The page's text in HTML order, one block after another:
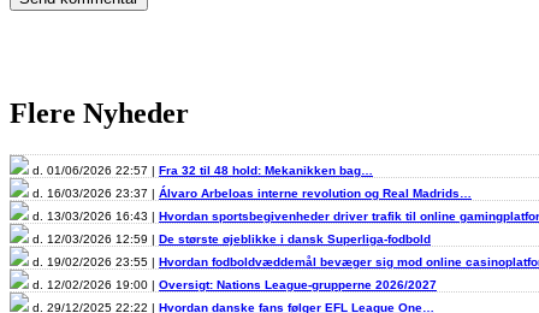
Flere Nyheder
d. 01/06/2026 22:57 | Fra 32 til 48 hold: Mekanikken bag…
d. 16/03/2026 23:37 | Álvaro Arbeloas interne revolution og Real Madrids…
d. 13/03/2026 16:43 | Hvordan sportsbegivenheder driver trafik til online
d. 12/03/2026 12:59 | De største øjeblikke i dansk Superliga-fodbold
d. 19/02/2026 23:55 | Hvordan fodboldvæddemål bevæger sig mod online
d. 12/02/2026 19:00 | Oversigt: Nations League-grupperne 2026/2027
d. 29/12/2025 22:22 | Hvordan danske fans følger EFL League One…